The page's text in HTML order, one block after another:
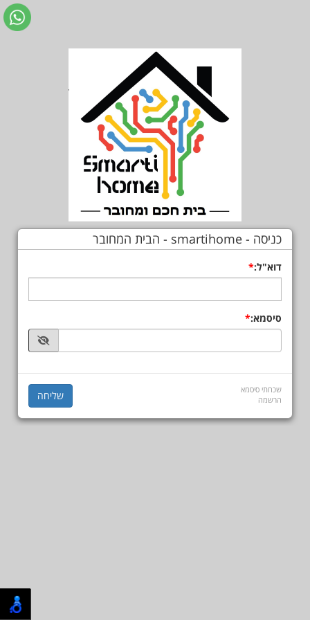
כניסה - smartihome - הבית המחובר
דוא"ל:
סיסמא:
שכחתי סיסמא
הרשמה